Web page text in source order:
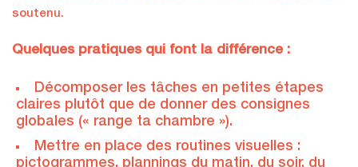
soutenu.
Quelques pratiques qui font la différence :
Décomposer les tâches en petites étapes
claires plutôt que de donner des consignes
globales (« range ta chambre »).
Mettre en place des routines visuelles :
pictogrammes, plannings du matin, du soir, du